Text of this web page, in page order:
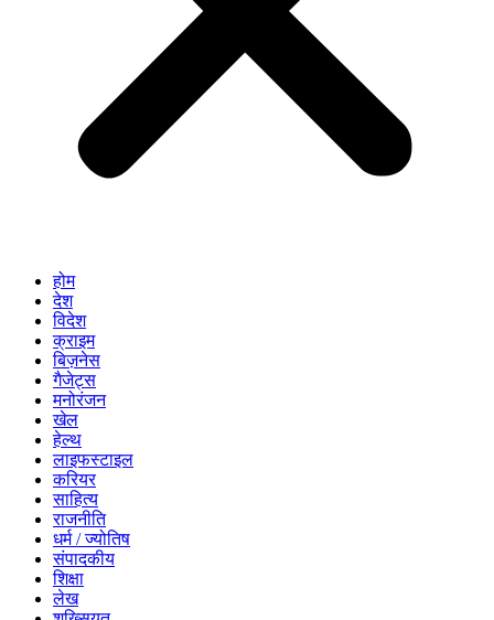
होम
देश
विदेश
क्राइम
बिज़नेस
गैजेट्स
मनोरंजन
खेल
हेल्थ
लाइफस्टाइल
करियर
साहित्य
राजनीति
धर्म / ज्योतिष
संपादकीय
शिक्षा
लेख